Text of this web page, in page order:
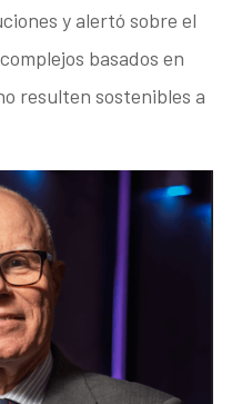
y alertó sobre el
basados en
resulten sostenibles a